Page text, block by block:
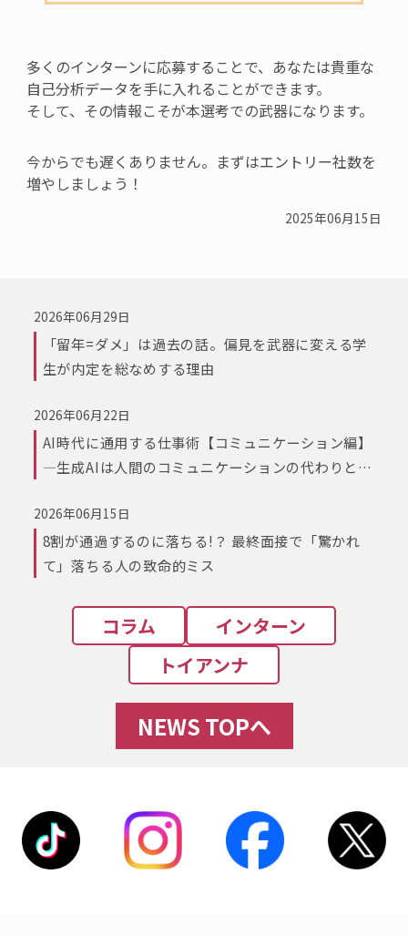
多くのインターンに応募することで、あなたは貴重な
自己分析データを手に入れることができます。
そして、その情報こそが本選考での武器になります。
今からでも遅くありません。 まずはエントリー社数を
増やしましょう！
2025年06月15日
2026年06月29日
「留年=ダメ」は過去の話。偏見を武器に変える学
生が内定を総なめする理由
2026年06月22日
AI時代に通用する仕事術【コミュニケーション編】
―生成AIは人間のコミュニケーションの代わりとな
2026年06月15日
8割が通過するのに落ちる!？ 最終面接で「驚かれ
て」落ちる人の致命的ミス
コラム
インターン
トイアンナ
NEWS TOPへ